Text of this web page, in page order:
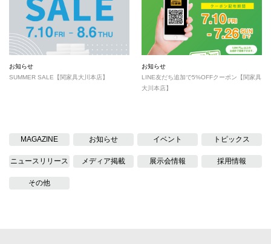
お知らせ
SUMMER SALE【関家具大川本店】
お知らせ
LINE友だち追加で5%OFFクーポン【関家具
大川本店】
MAGAZINE お知らせ イベント トピックス
ニュースリリース メディア掲載 展示会情報 採用情報
その他